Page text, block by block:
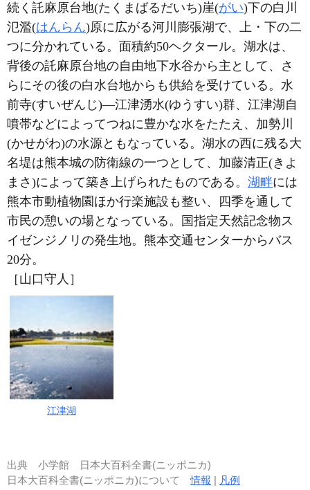
続く託麻原台地(たくまばるだいち)崖(がい)下の白川
氾濫(はんらん)原に広がる河川膨張湖で、上・下の二
つに分かれている。面積約50ヘクタール。湖水は、
背後の託麻原台地の自由地下水谷から主として、さ
らにその後の白水台地からも供給を受けている。水
前寺(すいぜんじ)―江津湧水(ゆうすい)群、江津湖自
噴帯などによってつねに豊かな水をたたえ、加勢川
(かせがわ)の水源ともなっている。湖水の西に残る大
名堤は熊本城の防衛線の一つとして、加藤清正(きよ
まさ)によって築き上げられたものである。 湖畔には
熊本市動植物園ほか行楽施設も整い、四季を通して
市民の憩いの場となっている。国指定天然記念物ス
イゼンジノリの発生地。熊本交通センターからバス
20分。
［山口守人］
江津湖
出典 小学館 日本大百科全書(ニッポニカ)
日本大百科全書(ニッポニカ)について情報 | 凡例